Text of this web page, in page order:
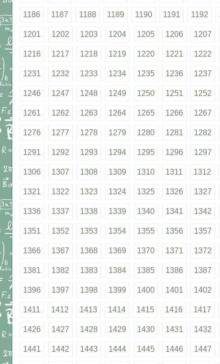
1186 1187 1188 1189 1190 1191 1192
1201 1202 1203 1204 1205 1206 1207
1216 1217 1218 1219 1220 1221 1222
1231 1232 1233 1234 1235 1236 1237
1246 1247 1248 1249 1250 1251 1252
1261 1262 1263 1264 1265 1266 1267
1276 1277 1278 1279 1280 1281 1282
1291 1292 1293 1294 1295 1296 1297
1306 1307 1308 1309 1310 1311 1312
1321 1322 1323 1324 1325 1326 1327
1336 1337 1338 1339 1340 1341 1342
1351 1352 1353 1354 1355 1356 1357
1366 1367 1368 1369 1370 1371 1372
1381 1382 1383 1384 1385 1386 1387
1396 1397 1398 1399 1400 1401 1402
1411 1412 1413 1414 1415 1416 1417
1426 1427 1428 1429 1430 1431 1432
1441 1442 1443 1444 1445 1446 1447